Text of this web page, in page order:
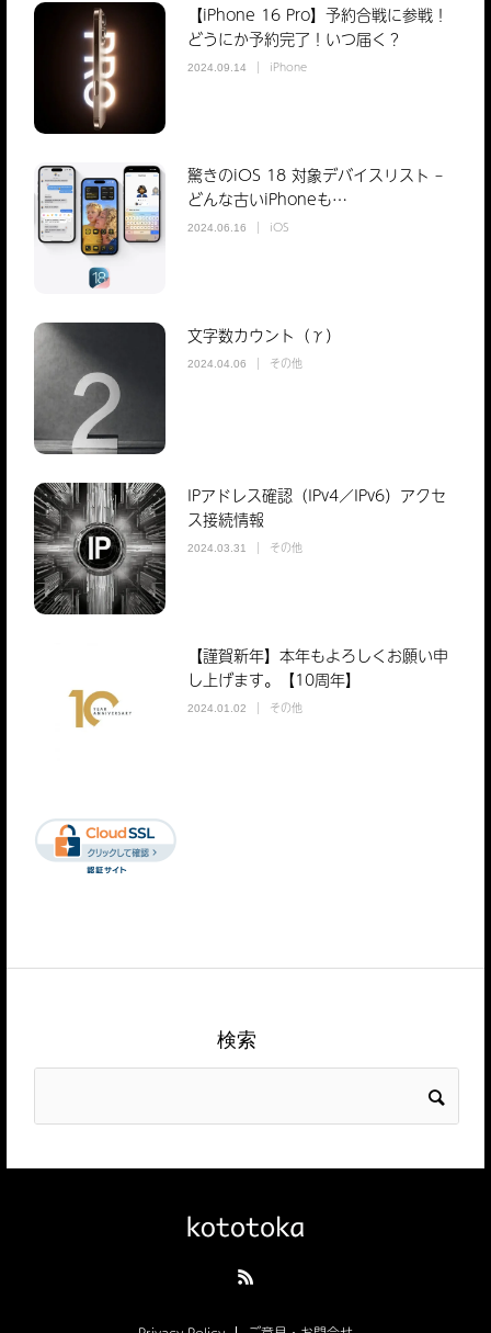
【iPhone 16 Pro】予約合戦に参戦！
どうにか予約完了！いつ届く？
2024.09.14 iPhone
驚きのiOS 18 対象デバイスリスト –
どんな古いiPhoneも…
2024.06.16 iOS
文字数カウント（γ）
2024.04.06 その他
IPアドレス確認（IPv4／IPv6）アクセ
ス接続情報
2024.03.31 その他
【謹賀新年】本年もよろしくお願い申
し上げます。【10周年】
2024.01.02 その他
検索